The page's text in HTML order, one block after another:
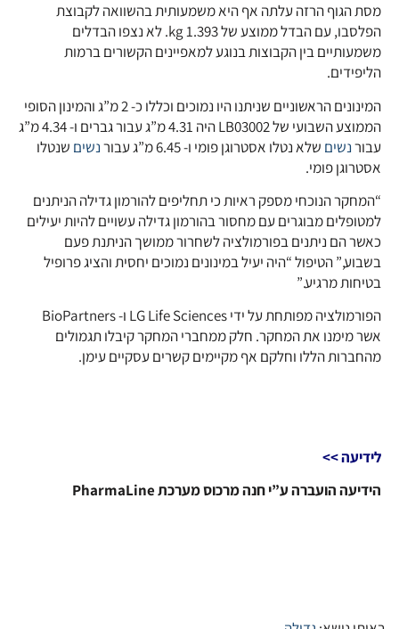
מסת הגוף הרזה עלתה אף היא משמעותית בהשוואה לקבוצת
הפלסבו, עם הבדל ממוצע של 1.393 kg. לא נצפו הבדלים
משמעותיים בין הקבוצות בנוגע למאפיינים הקשורים ברמות
הליפידים.
המינונים הראשוניים שניתנו היו נמוכים וכללו כ- 2 מ”ג והמינון הסופי
הממוצע השבועי של LB03002 היה 4.31 מ”ג עבור גברים ו- 4.34 מ”ג
עבורנשים שלא נטלו אסטרוגן פומי ו- 6.45 מ”ג עבור נשים שנטלו
אסטרוגן פומי.
“המחקר הנוכחי מספק ראיות כי תחליפים להורמון גדילה הניתנים
למטופלים מבוגרים עם מחסור בהורמון גדילה עשויים להיות יעילים
כאשר הם ניתנים בפורמולציה לשחרור ממושך הניתנת פעם
בשבוע,” הטיפול “היה יעיל במינונים נמוכים יחסית והציג פרופיל
בטיחות מרגיע.”
הפורמולציה מפותחת על ידי LG Life Sciences ו- BioPartners
אשר מימנו את המחקר. חלק ממחברי המחקר קיבלו תגמולים
מהחברות הללו וחלקם אף מקיימים קשרים עסקיים עימן.
לידיעה >>
הידיעה הועברה ע”י חנה מרכוס מערכת PharmaLine